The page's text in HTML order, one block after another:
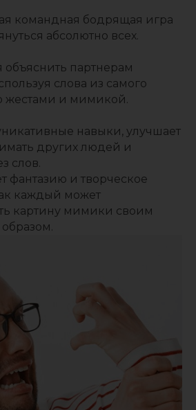
командная бодрящая игра
абсолютно всех.
объяснить партнерам
слова из самого
жестами и мимикой.
навыки, улучшает
других людей и
слов.
фантазию и творческое
каждый может
картину мимики своим